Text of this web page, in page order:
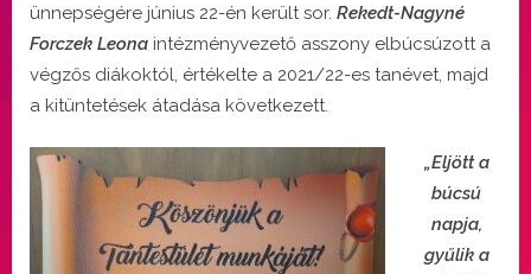
ünnepségére június 22-én került sor. Rekedt-Nagyné
Forczek Leona intézményvezető asszony elbúcsúzott a
végzős diákoktól, értékelte a 2021/22-es tanévet, majd
a kitüntetések átadása következett.
„Eljött a
búcsú
napja,
gyűlik a